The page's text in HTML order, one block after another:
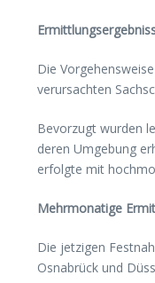
Die
verursachten
Bevorzugt wurden
deren Umgebung
erfolgte mit
Mehrmonatige
Die jetzigen
Osnabrück und